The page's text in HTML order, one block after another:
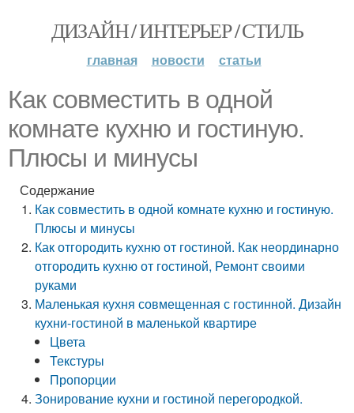
ДИЗАЙН / ИНТЕРЬЕР / СТИЛЬ
главная новости статьи
Как совместить в одной
комнате кухню и гостиную.
Плюсы и минусы
Содержание
Как совместить в одной комнате кухню и гостиную.
Плюсы и минусы
Как отгородить кухню от гостиной. Как неординарно
отгородить кухню от гостиной, Ремонт своими
руками
Маленькая кухня совмещенная с гостинной. Дизайн
кухни-гостиной в маленькой квартире
Цвета
Текстуры
Пропорции
Зонирование кухни и гостиной перегородкой.